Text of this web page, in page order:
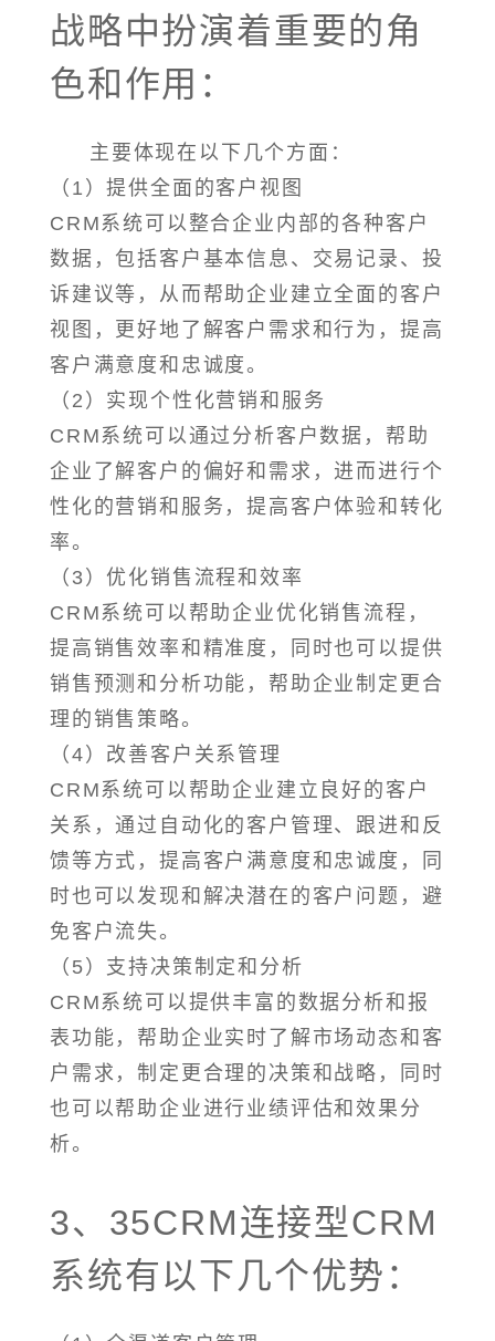
战略中扮演着重要的角
色和作用：
主要体现在以下几个方面：
（1）提供全面的客户视图
CRM系统可以整合企业内部的各种客户
数据，包括客户基本信息、交易记录、投
诉建议等，从而帮助企业建立全面的客户
视图，更好地了解客户需求和行为，提高
客户满意度和忠诚度。
（2）实现个性化营销和服务
CRM系统可以通过分析客户数据，帮助
企业了解客户的偏好和需求，进而进行个
性化的营销和服务，提高客户体验和转化
率。
（3）优化销售流程和效率
CRM系统可以帮助企业优化销售流程，
提高销售效率和精准度，同时也可以提供
销售预测和分析功能，帮助企业制定更合
理的销售策略。
（4）改善客户关系管理
CRM系统可以帮助企业建立良好的客户
关系，通过自动化的客户管理、跟进和反
馈等方式，提高客户满意度和忠诚度，同
时也可以发现和解决潜在的客户问题，避
免客户流失。
（5）支持决策制定和分析
CRM系统可以提供丰富的数据分析和报
表功能，帮助企业实时了解市场动态和客
户需求，制定更合理的决策和战略，同时
也可以帮助企业进行业绩评估和效果分
析。
3、35CRM连接型CRM
系统有以下几个优势：